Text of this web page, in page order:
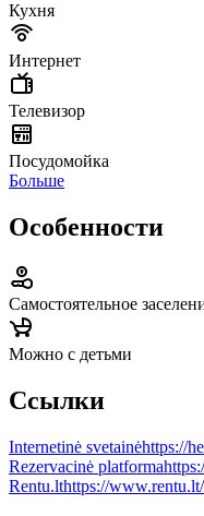
Кухня
Интернет
Телевизор
Посудомойка
Больше
Особенности
Самостоятельное
Можно с детьми
Ссылки
Internetinė svetainėhttps://
Rezervacinė platforma
Rentu.lthttps://